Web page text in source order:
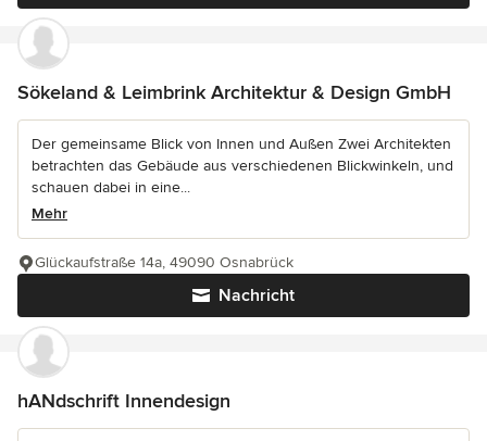
Sökeland & Leimbrink Architektur & Design GmbH
Der gemeinsame Blick von Innen und Außen Zwei Architekten
betrachten das Gebäude aus verschiedenen Blickwinkeln, und
schauen dabei in eine...
Mehr
Nachricht
Glückaufstraße 14a, 49090 Osnabrück
hANdschrift Innendesign